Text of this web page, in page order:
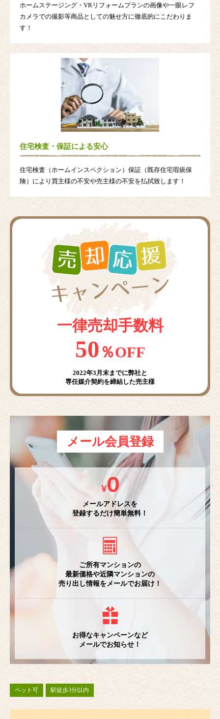
ホームステージング・VRリフォームプランの画像や一眼レフ
カメラでの撮影等商品としての魅せ方に徹底的にこだわりま
す！
住宅検査・保証による安心
住宅検査（ホームインスペクション）保証（既存住宅瑕疵保
険）により買主様の不安や売主様の不安を払拭致します！
一律売却手数料
50 ％OFF
2022年3月末までに弊社と
専任媒介契約を締結した売主様
メール会員登録
メールアドレスを
登録するだけ簡単無料！
ご所有マンションの
最新価格や近隣マンションの
売り出し情報をメールでお届け！
お得なキャンペーンなど
メールでお知らせ！
ペット可 駅徒歩3分以内